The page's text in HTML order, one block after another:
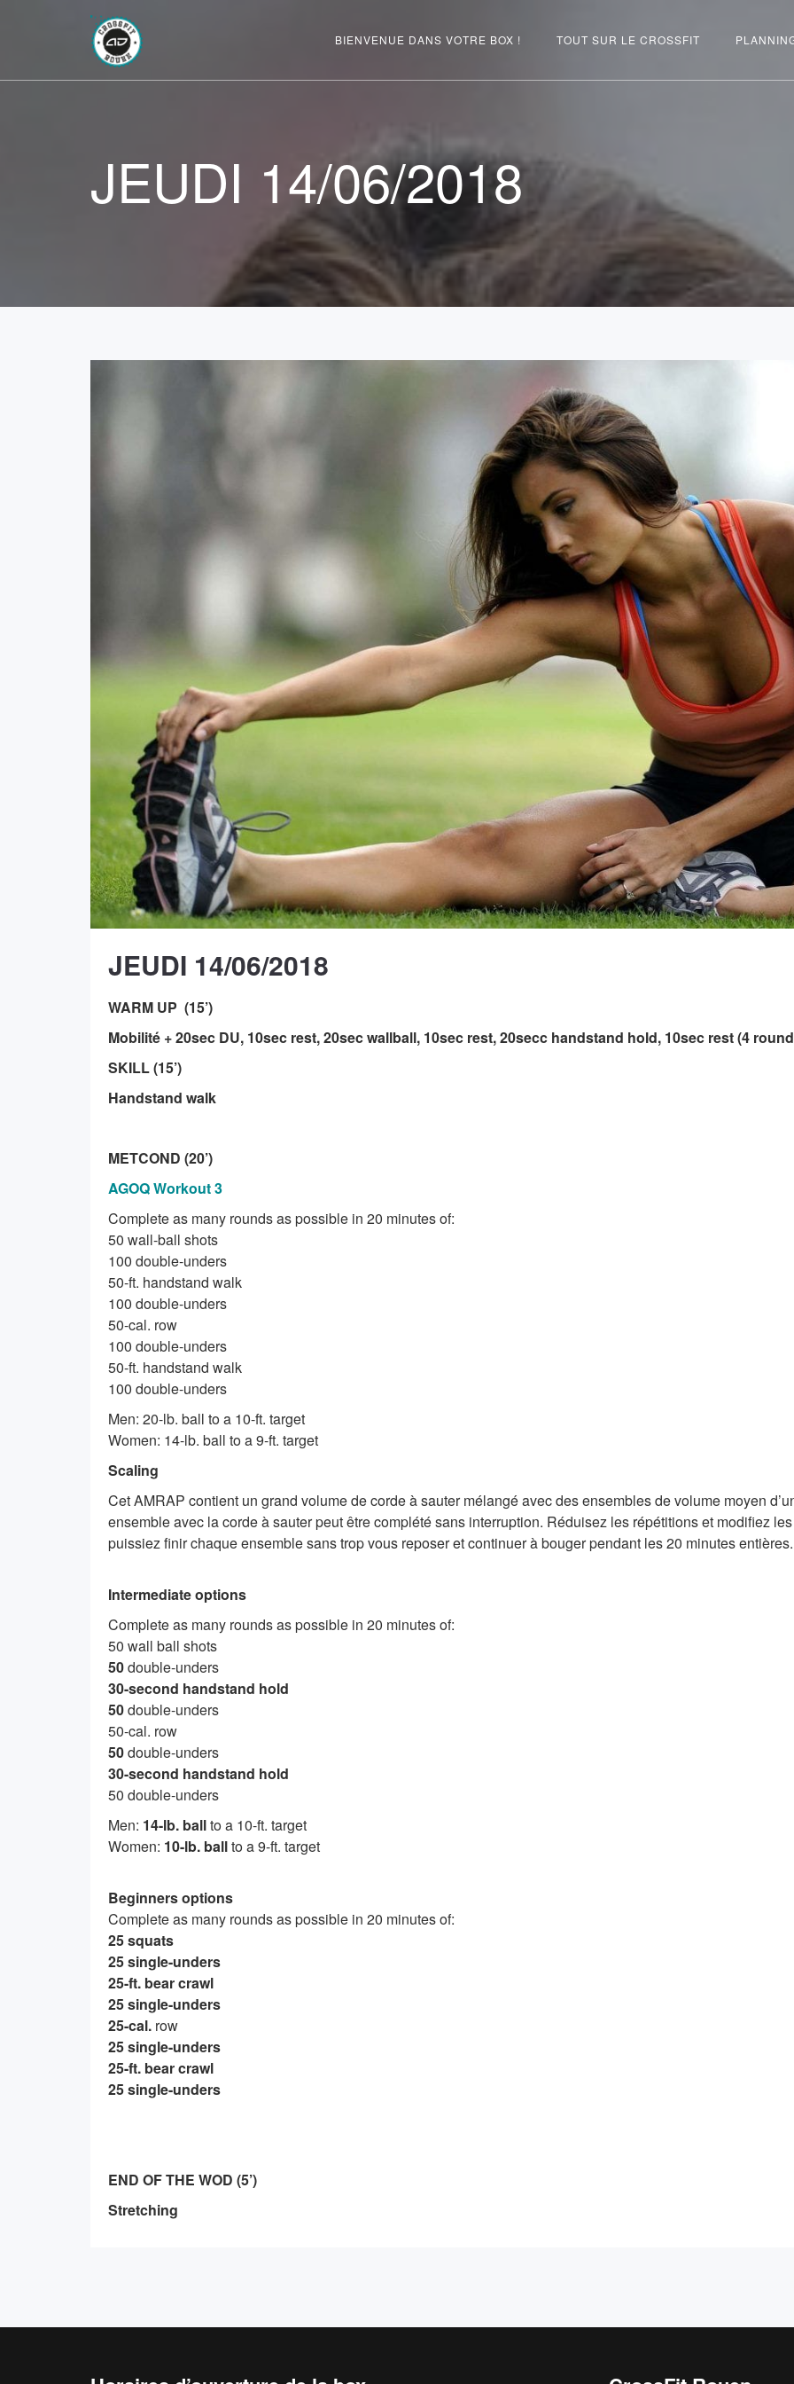
BIENVENUE DANS VOTRE BOX ! TOUT SUR LE CROSSFIT
JEUDI 14/06/2018
JEUDI 14/06/2018
WARM UP (15’)
Mobilité + 20sec DU, 10sec rest, 20sec wallball, 10sec rest, 20secc handstand hold, 10sec rest (4
SKILL (15’)
Handstand walk
METCOND (20’)
AGOQ Workout 3
Complete as many rounds as possible in 20 minutes of:
50 wall-ball shots
100 double-unders
50-ft. handstand walk
100 double-unders
50-cal. row
100 double-unders
50-ft. handstand walk
100 double-unders
Men: 20-lb. ball to a 10-ft. target
Women: 14-lb. ball to a 9-ft. target
Scaling
Cet AMRAP contient un grand volume de corde à sauter mélangé avec des ensembles de volume moyen
ensemble avec la corde à sauter peut être complété sans interruption. Réduisez les répétitions et modifiez
puissiez finir chaque ensemble sans trop vous reposer et continuer à bouger pendant les 20 minutes entières.
Intermediate options
Complete as many rounds as possible in 20 minutes of:
50 wall ball shots
50double-unders
30-second handstand hold
50double-unders
50-cal. row
50double-unders
30-second handstand hold
50 double-unders
Men: 14-lb. ballto a 10-ft. target
Women: 10-lb. ballto a 9-ft. target
Beginners options
Complete as many rounds as possible in 20 minutes of:
25 squats
25 single-unders
25-ft. bear crawl
25 single-unders
25-cal. row
25 single-unders
25-ft. bear crawl
25 single-unders
END OF THE WOD (5’)
Stretching